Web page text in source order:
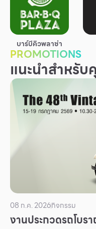
มีอะไรใหม่
แผนผังร้านค้า
บริการ
เพื่อสังคม
ฟิวเจอร์ซิตี้
ร่วมงานกับเรา
สมัครงาน
สิทธิประโยชน์ที่ฟิวเจอร์พาร์ค
บาร์บีคิวพลาซ่า
PROMOTIONS
แนะนำสำหรั
08 ก.ค. 2026กิจกรรม
งานประกวดรถโบร